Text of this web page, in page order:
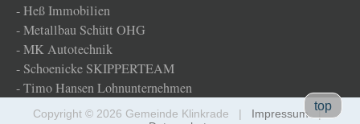
-Heß Immobilien
-Metallbau Schütt OHG
-MK Autotechnik
- Schoenicke SKIPPERTEAM
-Timo Hansen Lohnunternehmen
Gemeinde
top
Copyright © 2026 Gemeinde Klinkrade | Impressum|